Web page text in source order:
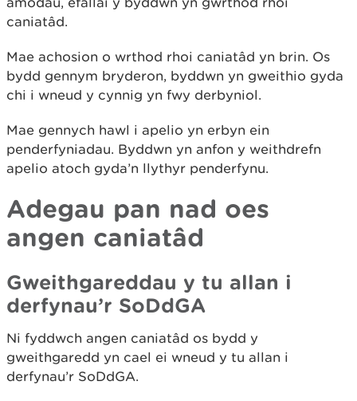
caniatâd.
Mae achosion o wrthod rhoi caniatâd yn brin. Os
bydd gennym bryderon, byddwn yn gweithio gyda
chi i wneud y cynnig yn fwy derbyniol.
Mae gennych hawl i apelio yn erbyn ein
penderfyniadau. Byddwn yn anfon y weithdrefn
apelio atoch gyda’n llythyr penderfynu.
Adegau pan nad oes
angen caniatâd
Gweithgareddau y tu allan i
derfynau’r SoDdGA
Ni fyddwch angen caniatâd os bydd y
gweithgaredd yn cael ei wneud y tu allan i
derfynau’r SoDdGA.